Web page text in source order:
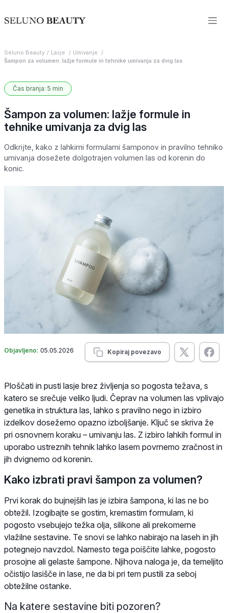
Seluno Beauty Lasje
Umivanje
Šampon za volumen: lažje formule in tehnike umivanja za dvig las
Čas branja: 5 min
Šampon za volumen: lažje formule in
tehnike umivanja za dvig las
Odkrijte, kako z lahkimi formulami šamponov in pravilno tehniko
umivanja dosežete dolgotrajen volumen las od korenin do
konic.
Objavljeno: 05.05.2026 Kopiraj povezavo
Ploščati in pusti lasje brez življenja so pogosta težava, s
katero se srečuje veliko ljudi. Čeprav na volumen las vplivajo
genetika in struktura las, lahko s pravilno nego in izbiro
izdelkov dosežemo opazno izboljšanje. Ključ se skriva že
pri osnovnem koraku – umivanju las. Z izbiro lahkih formul in
uporabo ustreznih tehnik lahko lasem povrnemo zračnost in
jih dvignemo od korenin.
Kako izbrati pravi šampon za volumen?
Prvi korak do bujnejših las je izbira šampona, ki las ne bo
obtežil. Izogibajte se gostim, kremastim formulam, ki
pogosto vsebujejo težka olja, silikone ali prekomerne
vlažilne sestavine. Te snovi se lahko nabirajo na laseh in jih
potegnejo navzdol. Namesto tega poiščite lahke, pogosto
prosojne ali gelaste šampone. Njihova naloga je, da temeljito
očistijo lasišče in lase, ne da bi pri tem pustili za seboj
obtežilne ostanke.
Na katere sestavine biti pozoren?